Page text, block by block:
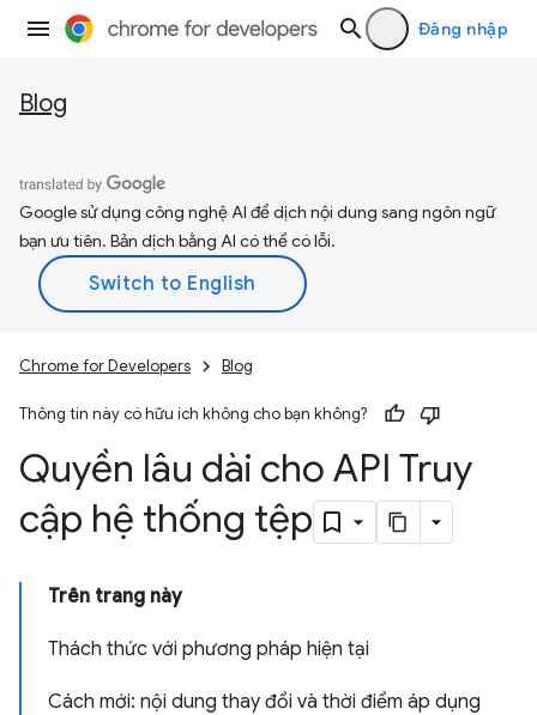
Đăng nhập
Blog
Google sử dụng công nghệ AI để dịch nội dung sang ngôn ngữ
bạn ưu tiên. Bản dịch bằng AI có thể có lỗi.
Chrome for Developers Blog
Thông tin này có hữu ích không cho bạn không?
Quyền lâu dài cho API Truy
cập hệ thống tệp
Trên trang này
Thách thức với phương pháp hiện tại
Cách mới: nội dung thay đổi và thời điểm áp dụng